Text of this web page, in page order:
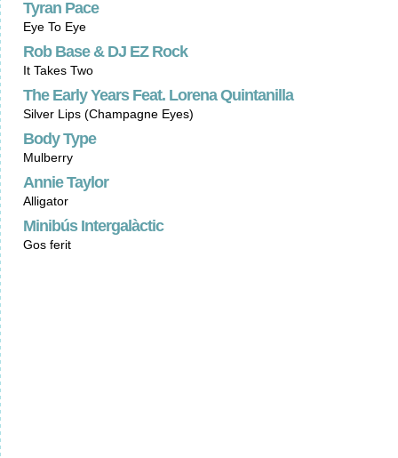
Tyran Pace
Eye To Eye
Rob Base & DJ EZ Rock
It Takes Two
The Early Years Feat. Lorena Quintanilla
Silver Lips (Champagne Eyes)
Body Type
Mulberry
Annie Taylor
Alligator
Minibús Intergalàctic
Gos ferit